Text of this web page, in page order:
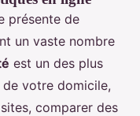
présente de
un vaste nombre
est un des plus
votre domicile,
comparer des